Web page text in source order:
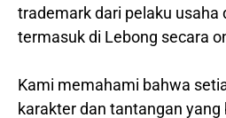
trademark dari pelaku usaha
termasuk di Lebong secara
Kami memahami bahwa
karakter dan tantangan yang